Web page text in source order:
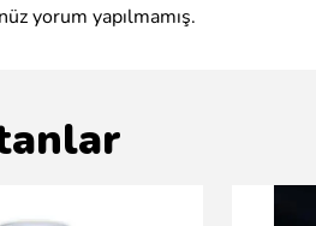
yorum yapılmamış.